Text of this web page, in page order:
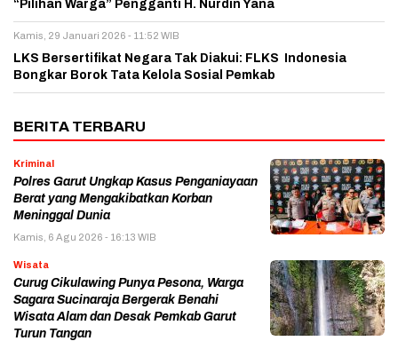
“Pilihan Warga” Pengganti H. Nurdin Yana
Kamis, 29 Januari 2026 - 11:52 WIB
LKS Bersertifikat Negara Tak Diakui: FLKS Indonesia
Bongkar Borok Tata Kelola Sosial Pemkab
BERITA TERBARU
Kriminal
Polres Garut Ungkap Kasus Penganiayaan
Berat yang Mengakibatkan Korban
Meninggal Dunia
Kamis, 6 Agu 2026 - 16:13 WIB
Wisata
Curug Cikulawing Punya Pesona, Warga
Sagara Sucinaraja Bergerak Benahi
Wisata Alam dan Desak Pemkab Garut
Turun Tangan